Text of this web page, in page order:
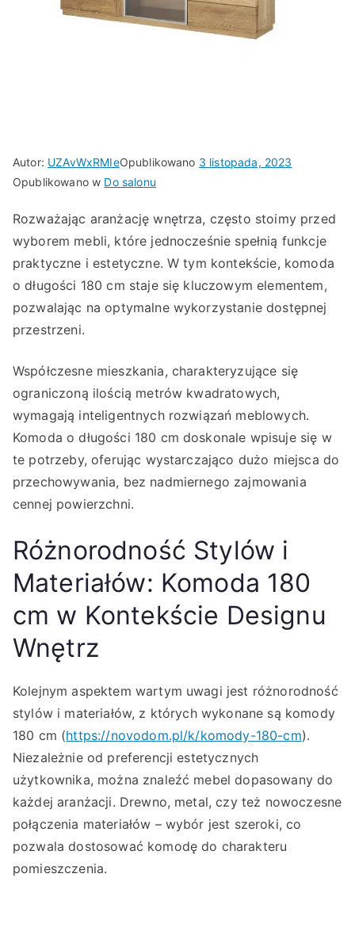
Autor: UZAvWxRMIeOpublikowano 3 listopada, 2023
Opublikowano w Do salonu
Rozważając aranżację wnętrza, często stoimy przed
wyborem mebli, które jednocześnie spełnią funkcje
praktyczne i estetyczne. W tym kontekście, komoda
o długości 180 cm staje się kluczowym elementem,
pozwalając na optymalne wykorzystanie dostępnej
przestrzeni.
Współczesne mieszkania, charakteryzujące się
ograniczoną ilością metrów kwadratowych,
wymagają inteligentnych rozwiązań meblowych.
Komoda o długości 180 cm doskonale wpisuje się w
te potrzeby, oferując wystarczająco dużo miejsca do
przechowywania, bez nadmiernego zajmowania
cennej powierzchni.
Różnorodność Stylów i
Materiałów: Komoda 180
cm w Kontekście Designu
Wnętrz
Kolejnym aspektem wartym uwagi jest różnorodność
stylów i materiałów, z których wykonane są komody
180 cm (https://novodom.pl/k/komody-180-cm).
Niezależnie od preferencji estetycznych
użytkownika, można znaleźć mebel dopasowany do
każdej aranżacji. Drewno, metal, czy też nowoczesne
połączenia materiałów – wybór jest szeroki, co
pozwala dostosować komodę do charakteru
pomieszczenia.